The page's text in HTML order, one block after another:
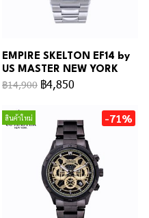
EMPIRE SKELTON EF14 by
US MASTER NEW YORK
฿14,900 ฿4,850
สินค้าใหม่ -71%